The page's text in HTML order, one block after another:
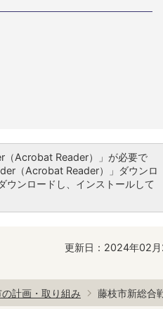
（Acrobat Reader）」が必要で
（Acrobat Reader）」ダウンロ
ウンロードし、インストールして
更新日：2024年02
の計画・取り組み 藤枝市新総合